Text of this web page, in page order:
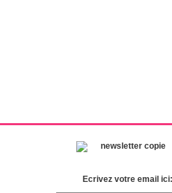
Ecrivez votre email ici: